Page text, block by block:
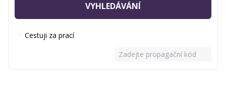
VYHLEDÁVÁNÍ
Cestuji za prací
Zadejte propagační kód